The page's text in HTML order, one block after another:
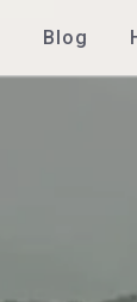
Blog